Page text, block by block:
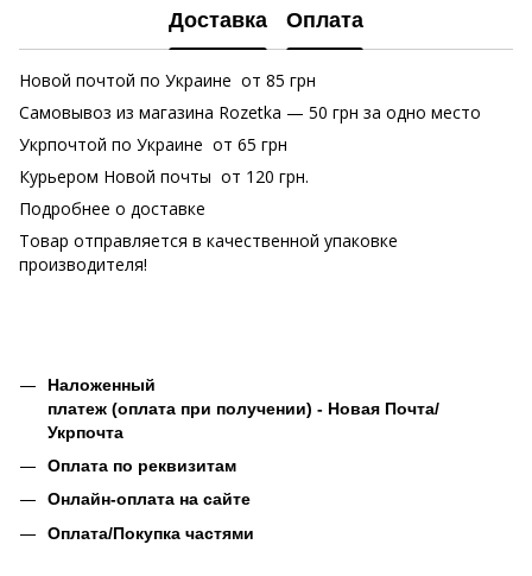
Доставка Оплата
Новой почтой по Украине от 85 грн
Самовывоз из магазина Rozetka — 50 грн за одно место
Укрпочтой по Украине от 65 грн
Курьером Новой почты от 120 грн.
Подробнее о доставке
Товар отправляется в качественной упаковке
производителя!
Наложенный
платеж (оплата при получении) - Новая Почта/
Укрпочта
Оплата по реквизитам
Онлайн-оплата на сайте
Оплата/Покупка частями